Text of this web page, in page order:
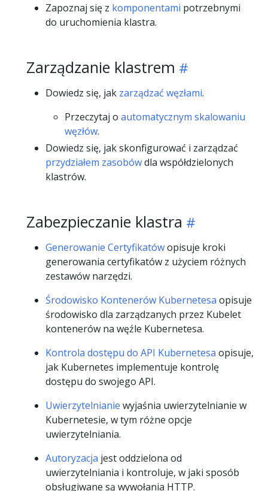
Zapoznaj się z komponentami potrzebnymi
do uruchomienia klastra.
Zarządzanie klastrem
Dowiedz się, jak zarządzać węzłami.
Przeczytaj o automatycznym skalowaniu
węzłów.
Dowiedz się, jak skonfigurować i zarządzać
przydziałem zasobówdla współdzielonych
klastrów.
Zabezpieczanie klastra
Generowanie Certyfikatówopisuje kroki
generowania certyfikatów z użyciem różnych
zestawów narzędzi.
Środowisko Kontenerów Kubernetesa opisuje
środowisko dla zarządzanych przez Kubelet
kontenerów na węźle Kubernetesa.
Kontrola dostępu do API Kubernetesa opisuje,
jak Kubernetes implementuje kontrolę
dostępu do swojego API.
Uwierzytelnianie wyjaśnia uwierzytelnianie w
Kubernetesie, w tym różne opcje
uwierzytelniania.
Autoryzacja jest oddzielona od
uwierzytelniania i kontroluje, w jaki sposób
obsługiwane są wywołania HTTP.